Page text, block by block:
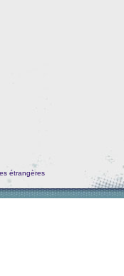
étrangères